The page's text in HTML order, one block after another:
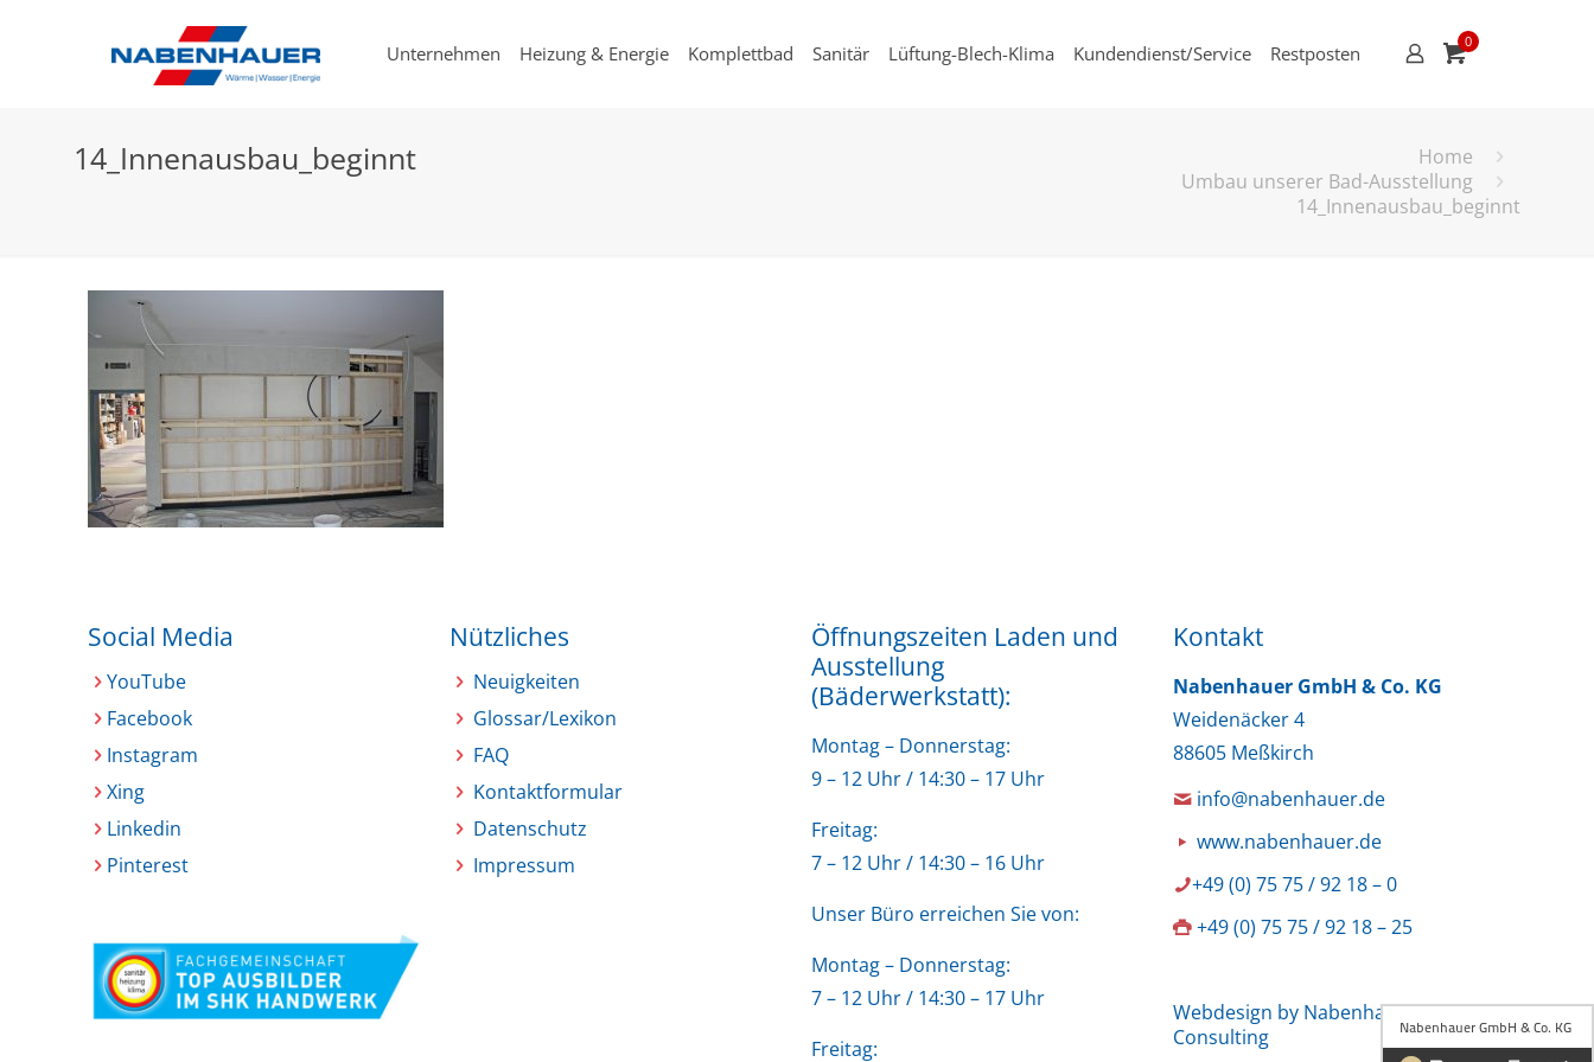
Unternehmen Heizung & Energie Komplettbad Sanitär Lüftung-Blech-Klima Kundendienst/Service Restposten
0
14_Innenausbau_beginnt
Home
Umbau unserer Bad-Ausstellung
14_Innenausbau_beginnt
Social Media
YouTube
Facebook
Instagram
Xing
Linkedin
Pinterest
Nützliches
Neuigkeiten
Glossar/Lexikon
FAQ
Kontaktformular
Datenschutz
Impressum
Öffnungszeiten Laden und
Ausstellung
(Bäderwerkstatt):
Montag – Donnerstag:
9 – 12 Uhr / 14:30 – 17 Uhr
Freitag:
7 – 12 Uhr / 14:30 – 16 Uhr
Unser Büro erreichen Sie von:
Montag – Donnerstag:
7 – 12 Uhr / 14:30 – 17 Uhr
Freitag:
Kontakt
Nabenhauer GmbH & Co. KG
Weidenäcker 4
88605 Meßkirch
info@nabenhauer.de
www.nabenhauer.de
+49 (0) 75 75 / 92 18 – 0
+49 (0) 75 75 / 92 18 – 25
Webdesign by Nabenhauer
Consulting